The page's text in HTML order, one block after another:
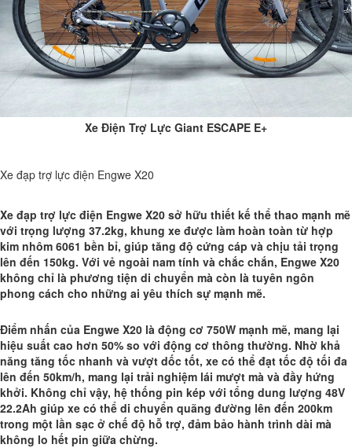
Xe Điện Trợ Lực Giant ESCAPE E+
Xe đạp trợ lực điện Engwe X20
Xe đạp trợ lực điện Engwe X20 sở hữu thiết kế thể thao mạnh mẽ
với trọng lượng 37.2kg, khung xe được làm hoàn toàn từ hợp
kim nhôm 6061 bền bỉ, giúp tăng độ cứng cáp và chịu tải trọng
lên đến 150kg. Với vẻ ngoài nam tính và chắc chắn, Engwe X20
không chỉ là phương tiện di chuyển mà còn là tuyên ngôn
phong cách cho những ai yêu thích sự mạnh mẽ.
Điểm nhấn của Engwe X20 là động cơ 750W mạnh mẽ, mang lại
hiệu suất cao hơn 50% so với động cơ thông thường. Nhờ khả
năng tăng tốc nhanh và vượt dốc tốt, xe có thể đạt tốc độ tối đa
lên đến 50km/h, mang lại trải nghiệm lái mượt mà và đầy hứng
khởi. Không chỉ vậy, hệ thống pin kép với tổng dung lượng 48V
22.2Ah giúp xe có thể di chuyển quãng đường lên đến 200km
trong một lần sạc ở chế độ hỗ trợ, đảm bảo hành trình dài mà
không lo hết pin giữa chừng.